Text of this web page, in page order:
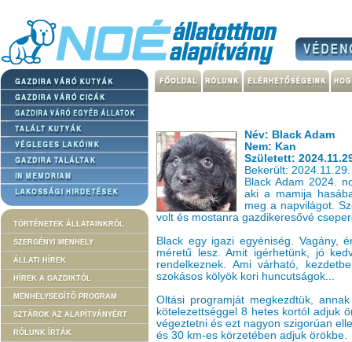
TÖRTÉNETEK ÁLLATAINKRÓL
SZERGÉNYI MENHELY
ÁLLATI HÍREK
HÍREK A GAZDIKTÓL
MENHELYSEGÍTŐ PROGRAM
SZTÁROK AZ ALAPÍTVÁNYÉRT
RÓLUNK ÍRTÁK
Név: Black Adam
Nem: Kan
Született:
Bekerült: 2024.11.29.
Black Adam 2024.
aki a mamija
meg a napvilágot.
volt és mostanra gazdikeresővé
Black egy igazi egyéniség. Vagány,
méretű lesz. Amit igérhetünk, jó
rendelkeznek. Ami várható,
szokásos kölyök kori huncutságok...
Oltási programját megkezdtük,
kötelezettséggel 8 hetes kortól adjuk
végeztetni és ezt nagyon szigorúan
és 30 km-es körzetében adjuk örökbe.